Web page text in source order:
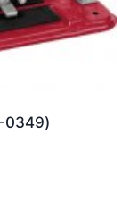
0349)